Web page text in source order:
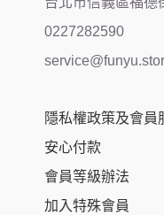
0227282590
隱私權政策及會員
安心付款
會員等級辦法
加入特殊會員